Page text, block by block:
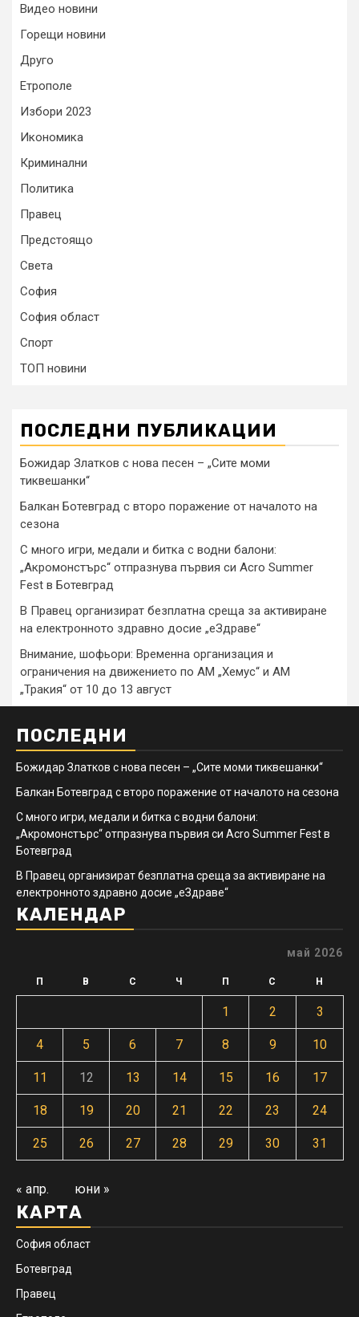
Видео новини
Горещи новини
Друго
Етрополе
Избори 2023
Икономика
Криминални
Политика
Правец
Предстоящо
Света
София
София област
Спорт
ТОП новини
ПОСЛЕДНИ ПУБЛИКАЦИИ
Божидар Златков с нова песен – „Сите моми
тиквешанки“
Балкан Ботевград с второ поражение от началото на
сезона
С много игри, медали и битка с водни балони:
„Акромонстърс“ отпразнува първия си Acro Summer
Fest в Ботевград
В Правец организират безплатна среща за активиране
на електронното здравно досие „еЗдраве“
Внимание, шофьори: Временна организация и
ограничения на движението по АМ „Хемус“ и АМ
„Тракия“ от 10 до 13 август
ПОСЛЕДНИ
Божидар Златков с нова песен – „Сите моми тиквешанки“
Балкан Ботевград с второ поражение от началото на сезона
С много игри, медали и битка с водни балони:
„Акромонстърс“ отпразнува първия си Acro Summer Fest в
Ботевград
В Правец организират безплатна среща за активиране на
електронното здравно досие „еЗдраве“
КАЛЕНДАР
май 2026
П В С Ч П С Н
1 2 3
4 5 6 7 8 9 10
11 12 13 14 15 16 17
18 19 20 21 22 23 24
25 26 27 28 29 30 31
« апр. юни »
КАРТА
София област
Ботевград
Правец